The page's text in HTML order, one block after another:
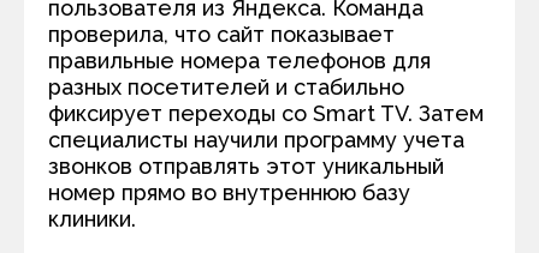
пользователя из Яндекса. Команда
проверила, что сайт показывает
правильные номера телефонов для
разных посетителей и стабильно
фиксирует переходы со Smart TV. Затем
специалисты научили программу учета
звонков отправлять этот уникальный
номер прямо во внутреннюю базу
клиники.